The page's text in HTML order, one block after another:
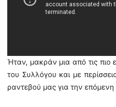
Ήταν, μακράν μια από τις πιο
του Συλλόγου και με
ραντεβού μας για την επόμενη